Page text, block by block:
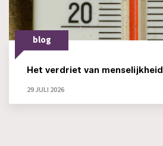
blog
Het verdriet van menselijkheid
29 JULI 2026